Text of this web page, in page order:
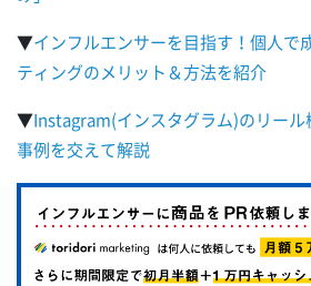
▼インフルエンサーを目指す！個人で
ティングのメリット＆方法を紹介
▼Instagram(インスタグラム)のリー
事例を交えて解説